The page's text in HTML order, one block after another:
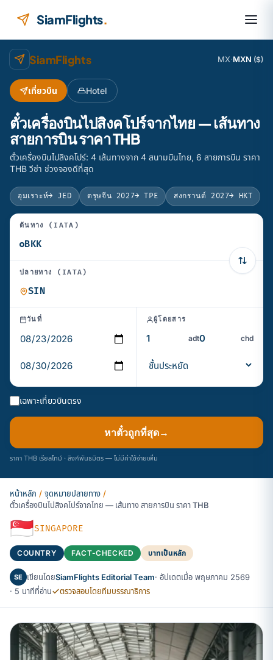
SiamFlights.
SiamFlights MX·MXN ($)
เที่ยวบิน Hotel
ตั๋วเครื่องบินไปสิงคโปร์จากไทย — เส้นทาง
สายการบิน ราคา THB
ตั๋วเครื่องบินไปสิงคโปร์: 4 เส้นทางจาก 4 สนามบินไทย, 6 สายการบิน ราคา
THB วีซ่า ช่วงจองดีที่สุด
อุมเราะห์→ JED ตรุษจีน 2027→ TPE สงกรานต์ 2027→ HKT
ต้นทาง (IATA)
ปลายทาง (IATA)
วันที่ ผู้โดยสาร
adt chd
เฉพาะเที่ยวบินตรง
หาตั๋วถูกที่สุด→
ราคา THB เรียลไทม์ · ลิงก์พันธมิตร — ไม่มีค่าใช้จ่ายเพิ่ม
หน้าหลัก / จุดหมายปลายทาง /
ตั๋วเครื่องบินไปสิงคโปร์จากไทย — เส้นทาง สายการบิน ราคา THB
🇸🇬SINGAPORE
COUNTRY FACT-CHECKED บาทเป็นหลัก
SE เขียนโดยSiamFlights Editorial Team· อัปเดตเมื่อ พฤษภาคม 2569
· 5 นาทีที่อ่าน
ตรวจสอบโดยทีมบรรณาธิการ